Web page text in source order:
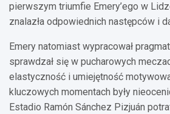
pierwszym triumfie Emery’ego w
znalazła odpowiednich następców i
Emery natomiast wypracował
sprawdzał się w pucharowych
elastyczność i umiejętność
kluczowych momentach były
Estadio Ramón Sánchez Pizjuán